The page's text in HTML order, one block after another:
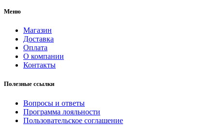
Меню
Магазин
Доставка
Оплата
О компании
Контакты
Полезные ссылки
Вопросы и ответы
Программа лояльности
Пользовательское соглашение